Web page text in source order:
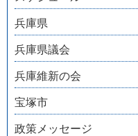
兵庫県
兵庫県議会
兵庫維新の会
宝塚市
政策メッセージ